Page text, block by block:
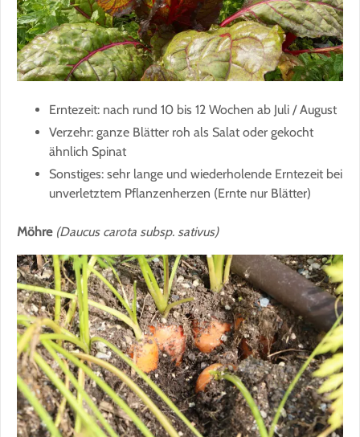
Erntezeit: nach rund 10 bis 12 Wochen ab Juli / August
Verzehr: ganze Blätter roh als Salat oder gekocht
ähnlich Spinat
Sonstiges: sehr lange und wiederholende Erntezeit bei
unverletztem Pflanzenherzen (Ernte nur Blätter)
Möhre (Daucus carota subsp. sativus)